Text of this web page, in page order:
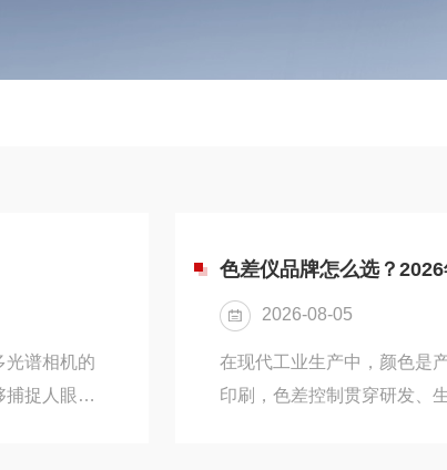
光谱相机的
捕捉人眼不
色差仪品牌怎么选？
2026-08-05
在现代工业生产中，颜色是
印刷，色差控制贯穿研发、